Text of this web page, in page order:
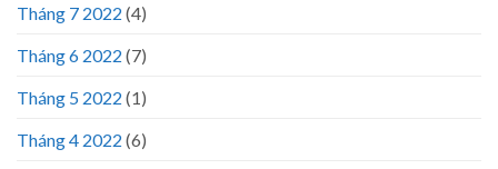
Tháng 7 2022 (4)
Tháng 6 2022 (7)
Tháng 5 2022 (1)
Tháng 4 2022 (6)